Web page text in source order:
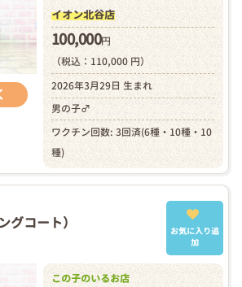
イオン北谷店
100,000円
（税込：110,000 円）
2026年3月29日 生まれ
男の子♂
ワクチン回数: 3回済(6種・10種・10
種)
グコート）
お気に入り追
加
この子のいるお店